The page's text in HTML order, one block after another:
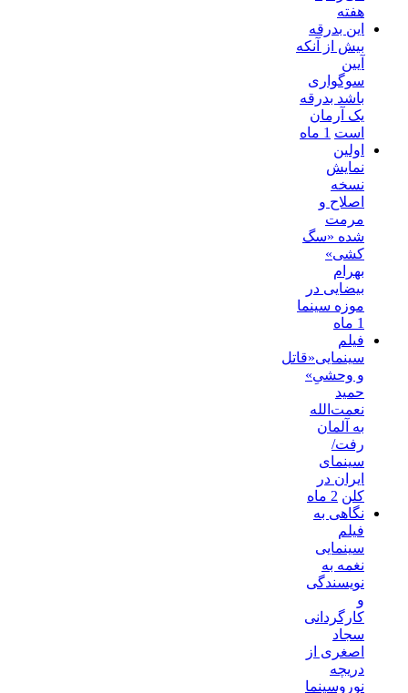
هفته
این بدرقه
بیش از آنکه
آیین
سوگواری
باشد بدرقه
یک آرمان
است 1 ماه
اولین
نمایش
نسخه
اصلاح و
مرمت
شده «سگ
کشی»
بهرام
بیضایی در
موزه سینما
1 ماه
فیلم
سینمایی«قاتل
و وحشیِ»
حمید
نعمت‌الله
به آلمان
رفت/
سینمای
ایران در
کلن 2 ماه
نگاهی به
فیلم
سینمایی
نغمه به
نویسندگی
و
کارگردانی
سجاد
اصغری از
دریچه
نوروسینما